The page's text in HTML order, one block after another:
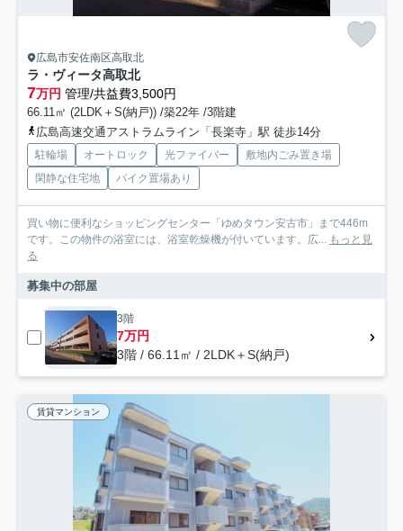
広島市安佐南区高取北
ラ・ヴィータ高取北
7万円 管理/共益費3,500円
66.11㎡ (2LDK＋S(納戸)) /築22年 /3階建
広島高速交通アストラムライン「長楽寺」駅 徒歩14分
駐輪場 オートロック 光ファイバー
敷地内ごみ置き場
閑静な住宅地
バイク置場あり
買い物に便利なショッピングセンター「ゆめタウン安古市」まで446m
です。この物件の浴室には、浴室乾燥機が付いています。広... もっと見
る
募集中の部屋
3階
7万円
3階 / 66.11㎡ / 2LDK＋S(納戸)
賃貸マンション